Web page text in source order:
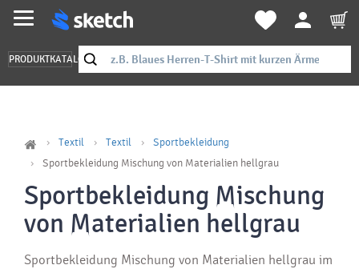
PRODUKTKATALOG
Textil Textil
Sportbekleidung
Sportbekleidung Mischung von Materialien hellgrau
Sportbekleidung Mischung
von Materialien hellgrau
Sportbekleidung Mischung von Materialien hellgrau im